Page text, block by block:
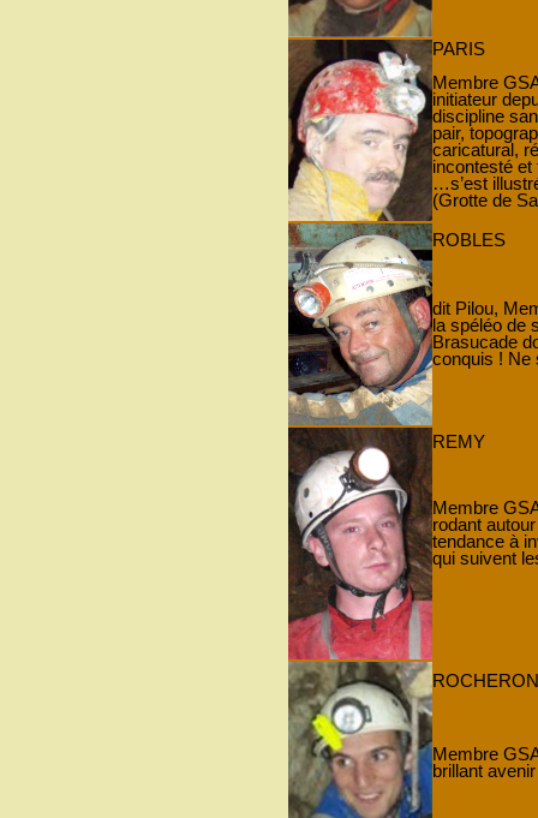
PARIS
Membre
initiateur
discipline
pair,
caricatural,
incontesté
…s’est
(Grotte de
ROBLES
dit Pilou,
la spéléo de
Brasucade
conquis ! Ne
REMY
Membre
rodant
tendance à
qui suivent
ROCHERON
Membre
brillant